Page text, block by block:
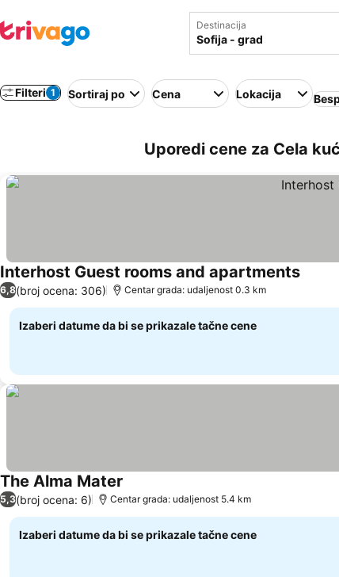
Destinacija
Filteri 1 Sortiraj po Cena Lokacija
Uporedi cene za Cela
Interhost Guest rooms and apartments
6,8(broj ocena: 306) Centar grada: udaljenost 0.3 km
Izaberi datume da bi se prikazale tačne cene
The Alma Mater
5,3(broj ocena: 6) Centar grada: udaljenost 5.4 km
Izaberi datume da bi se prikazale tačne cene